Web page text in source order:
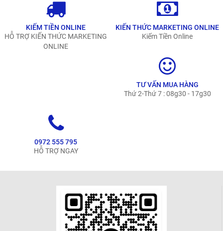
KIẾM TIỀN ONLINE
HỖ TRỢ KIẾN THỨC MARKETING
ONLINE
KIẾN THỨC MARKETING ONLINE
Kiếm Tiền Online
TƯ VẤN MUA HÀNG
Thứ 2-Thứ 7 : 08g30 - 17g30
0972 555 795
HỖ TRỢ NGAY